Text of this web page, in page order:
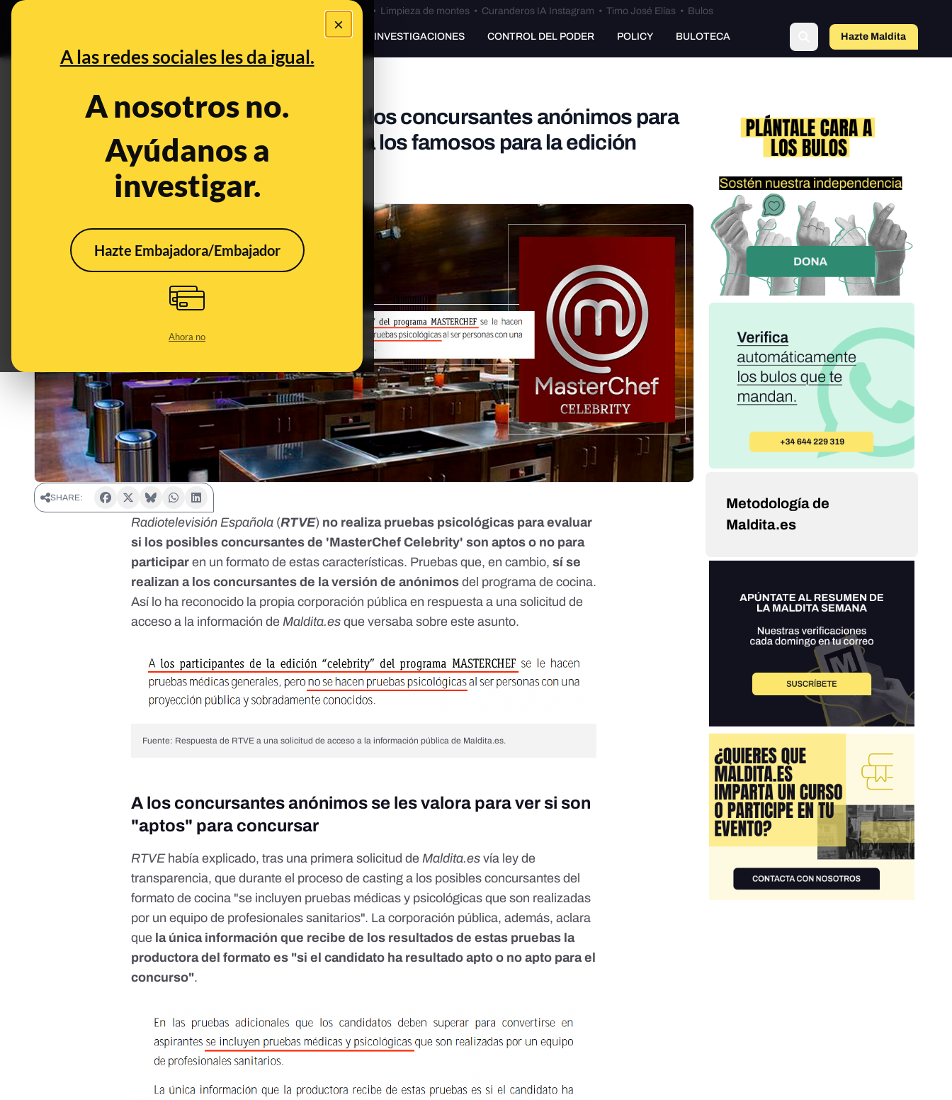
×
A las redes sociales les da igual.
A nosotros no.
Ayúdanos a
investigar.
Hazte Embajadora/Embajador
Ahora no
Bulos Ceuta • Limpieza de montes• Curanderos IA Instagram • Timo José Elías• Bulos
PREBUNKING INVESTIGACIONES CONTROL DEL PODER POLICY BULOTECA Hazte Maldito
RTVE hace pruebas psicológicas a los concursantes anónimos para
participar en 'MasterChef', pero no a los famosos para la edición
'Celebrity’
Mar 9, 2022, 8:14:00 AM
SHARE:
Radiotelevisión Española (RTVE) no realiza pruebas psicológicas para evaluar
si los posibles concursantes de 'MasterChef Celebrity' son aptos o no para
participar en un formato de estas características. Pruebas que, en cambio,sí se
realizan a los concursantes de la versión de anónimos del programa de cocina.
Así lo ha reconocido la propia corporación pública en respuesta a una solicitud de
acceso a la información deMaldita.es que versaba sobre este asunto.
Fuente: Respuesta de RTVE a una solicitud de acceso a la información pública de Maldita.es.
A los concursantes anónimos se les valora para ver si son
"aptos" para concursar
RTVEhabía explicado, tras una primera solicitud de Maldita.es vía ley de
transparencia, que durante el proceso de casting a los posibles concursantes del
formato de cocina "se incluyen pruebas médicas y psicológicas que son realizadas
por un equipo de profesionales sanitarios". La corporación pública, además, aclara
que la única información que recibe de los resultados de estas pruebas la
productora del formato es "si el candidato ha resultado apto o no apto para el
concurso".
Metodología de
Maldita.es